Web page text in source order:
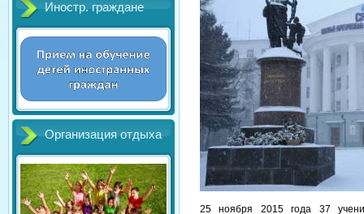
Иностр. граждане
Организация отдыха
25 ноября 2015 года 37